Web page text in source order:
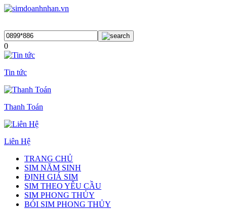
0
Tin tức
Thanh Toán
Liên Hệ
TRANG CHỦ
SIM NĂM SINH
ĐỊNH GIÁ SIM
SIM THEO YÊU CẦU
SIM PHONG THỦY
BÓI SIM PHONG THỦY